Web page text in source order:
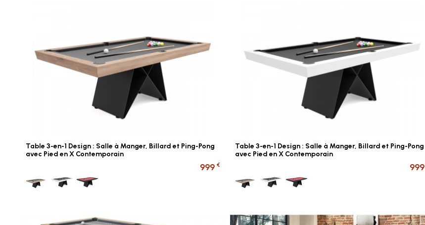
Table 3-en-1 Design : Salle à Manger, Billard et Ping-Pong
avec Pied en X Contemporain
999€
Bois tapis grisBlanc tapis grisNoir tapis rouge
Table 3-en-1 Design : Salle à Manger, Billard et Ping-Pong
avec Pied en X Contemporain
999
Bois tapis grisBlanc tapis grisNoir tapis rouge